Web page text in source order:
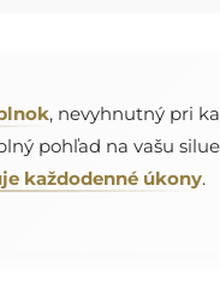
, nevyhnutný pri
pohľad na vašu
každodenné úkony.